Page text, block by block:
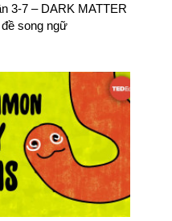
lớp sẽ không giúp
học ngoại ngữ cũng
khi một thời gian (giai
nâng cao trình độ và
3-7 – DARK MATTER
song ngữ